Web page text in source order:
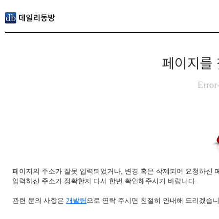
페이지를
페이지의 주소가 잘못 입력되었거나, 변경 혹은 삭제되어 요청하신
입력하신 주소가 정확한지 다시 한번 확인해주시기 바랍니다.
관련 문의 사항은 개발팀 으로 연락 주시면 친절히 안내해 드리겠습